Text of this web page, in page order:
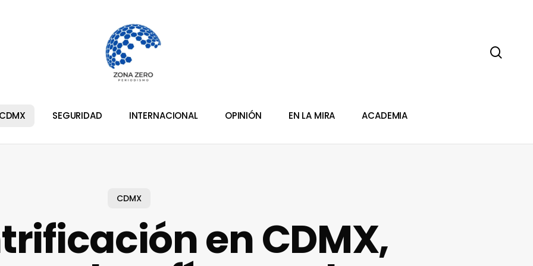
CDMX SEGURIDAD INTERNACIONAL OPINIÓN EN LA MIRA ACADEMIA
CDMX
en CDMX,